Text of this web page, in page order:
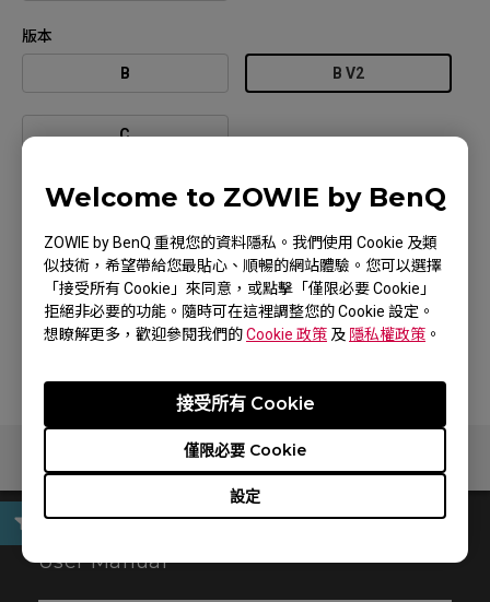
Welcome to ZOWIE by BenQ
ZOWIE by BenQ 重視您的資料隱私。我們使用 Cookie 及類
似技術，希望帶給您最貼心、順暢的網站體驗。您可以選擇
「接受所有 Cookie」來同意，或點擊「僅限必要 Cookie」
拒絕非必要的功能。隨時可在這裡調整您的 Cookie 設定。
想瞭解更多，歡迎參閱我們的Cookie 政策 及 隱私權政策 。
設定
僅限必要 Cookie
接受所有 Cookie
版本
B B V2
C
顏色 / 線材
官網停售
紅色 / 傘繩線
官網停售
User Manual